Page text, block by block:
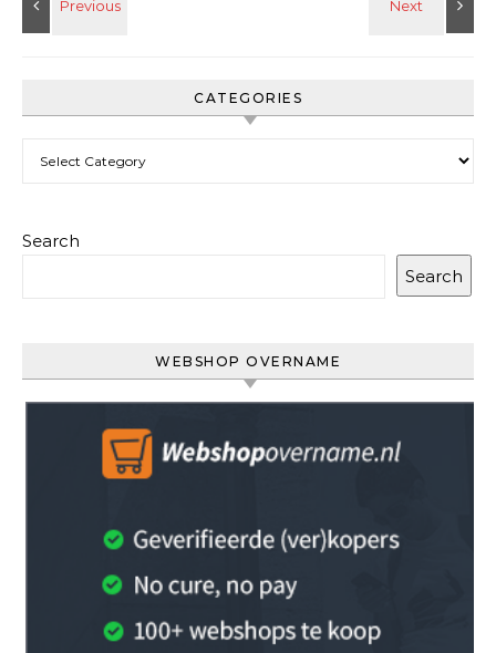
CATEGORIES
Search
Search
WEBSHOP OVERNAME